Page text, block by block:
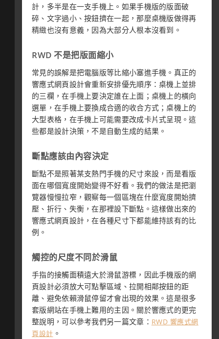
計，多半是在一支手機上。如果手機版的版面破
碎、文字過小、按鈕擠在一起，那麼桌機版做得再
精緻也沒有意義，因為大部分人根本沒看到。
RWD 不是把版面縮小
常見的誤解是把電腦版等比縮小塞進手機。真正的
響應式網頁設計會重新安排優先順序：桌機上並排
的三欄，在手機上要決定誰在上面；桌機上的橫向
選單，在手機上要換成合適的收合方式；桌機上的
大型表格，在手機上可能需要改成卡片式呈現。這
些都是設計決策，不是自動生成的結果。
斷點應該由內容決定
斷點不是照著某支熱門手機的尺寸來設，而是看版
面在哪個寬度開始變得不好看。我們的做法是把瀏
覽器慢慢拉窄，觀察每一個區塊在什麼寬度開始擠
壓、折行、失衡，在那裡設下斷點。這樣做出來的
響應式網頁設計，在各種尺寸下都能維持該有的比
例。
觸控的尺度不同於滑鼠
手指的接觸面積遠大於滑鼠游標，因此手機版的網
頁設計必須放大可點擊區域、拉開相鄰按鈕的距
離、避免依賴滑鼠停留才會出現的效果。這是很多
套版網站在手機上難用的主因。關於響應式的更完
整說明，可以參考我們另一篇文章： RWD 響應式網
頁設計 。